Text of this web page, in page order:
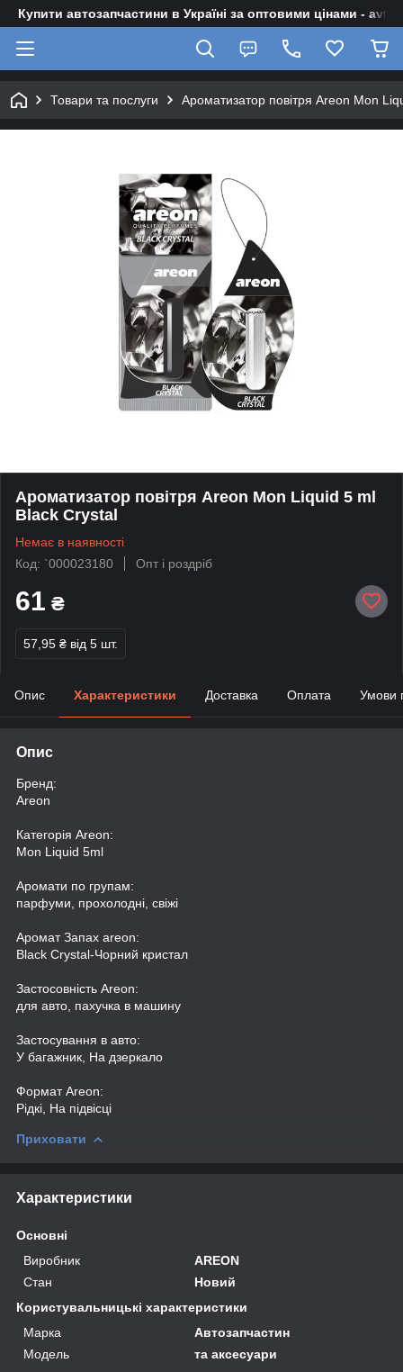
Купити автозапчастини в Україні за оптовими цінами -
Товари та послуги Ароматизатор повітря Areon Mon
Ароматизатор повітря Areon Mon Liquid 5 ml
Black Crystal
Немає в наявності
Код: `000023180
Опт і роздріб
61 ₴
57,95 ₴ від 5 шт.
Опис Характеристики Доставка Оплата Умови
Опис
Бренд:
Areon
Категорія Areon:
Mon Liquid 5ml
Аромати по групам:
парфуми, прохолодні, свіжі
Аромат Запах areon:
Black Crystal-Чорний кристал
Застосовність Areon:
для авто, пахучка в машину
Застосування в авто:
У багажник, На дзеркало
Формат Areon:
Рідкі, На підвісці
Приховати
Характеристики
Основні
Виробник
AREON
Стан
Новий
Користувальницькі характеристики
Марка
Автозапчастин
Мoдель
та аксесуари